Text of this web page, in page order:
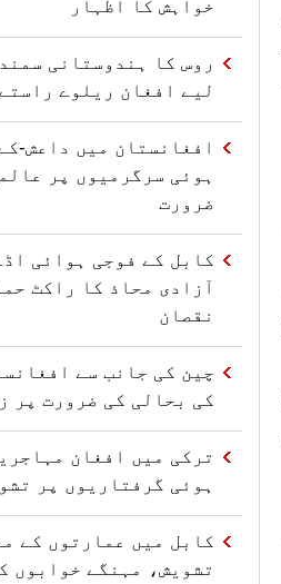
خواہش کا اظہار
روس کا ہندوستانی
لیے افغان ریلوے
افغانستان میں داعش-
ہوئی سرگرمیوں پر
ضرورت
کابل کے فوجی ہوائی
آزادی محاذ کا راکٹ
نقصان
چین کی جانب سے
کی بحالی کی ضرورت پر
ترکی میں افغان
ہوئی گرفتاریوں پر
کابل میں عمارتوں کے
تشویش، مہنگے خوابوں